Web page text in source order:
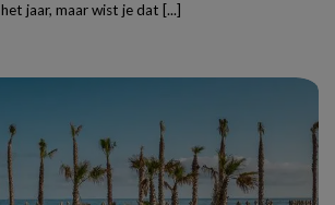
het jaar, maar wist je dat [...]